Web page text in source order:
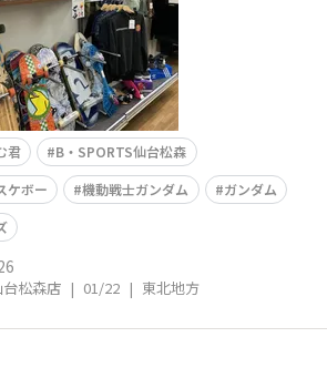
君
B・SPORTS仙台松森
ケボー 機動戦士ガンダム
ガンダム
台松森店 | 01/22 | 東北地方